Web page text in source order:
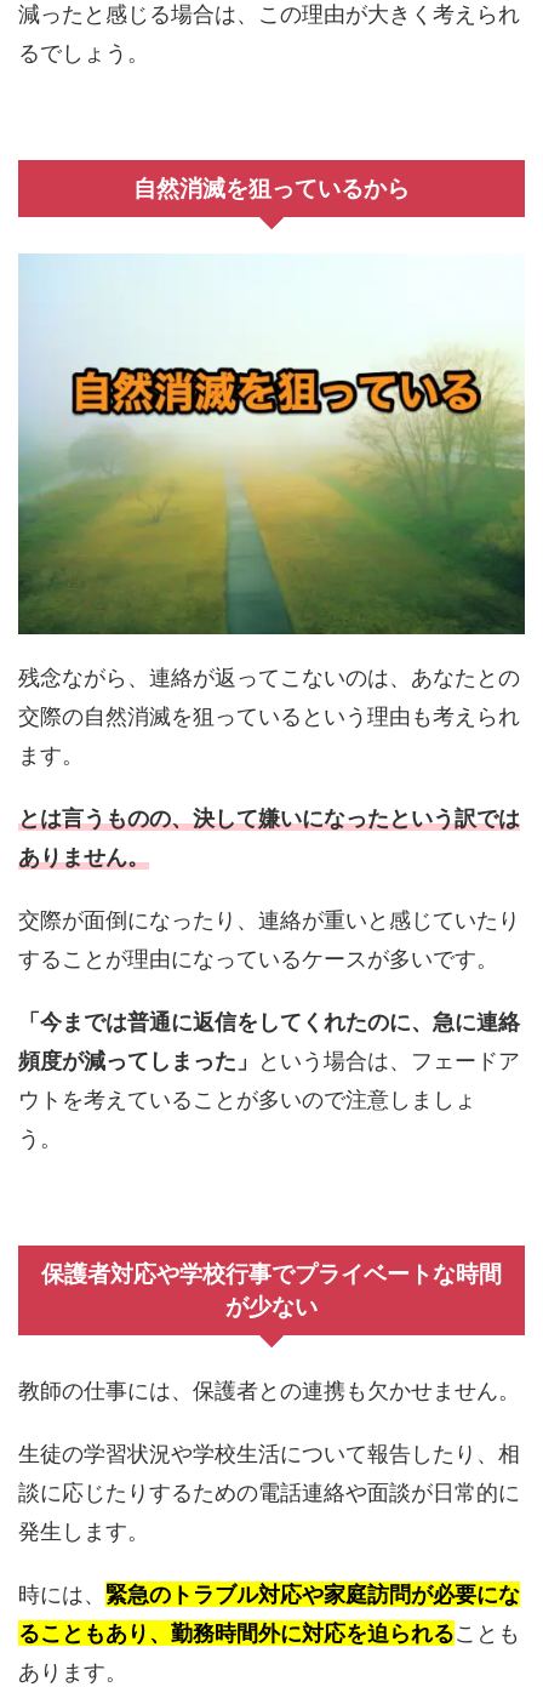
減ったと感じる場合は、この理由が大きく考えられ
るでしょう。
自然消滅を狙っているから
残念ながら、連絡が返ってこないのは、あなたとの
交際の自然消滅を狙っているという理由も考えられ
ます。
とは言うものの、決して嫌いになったという訳では
ありません。
交際が面倒になったり、連絡が重いと感じていたり
することが理由になっているケースが多いです。
「今までは普通に返信をしてくれたのに、急に連絡
頻度が減ってしまった」
という場合は、フェードア
ウトを考えていることが多いので注意しましょ
う。
保護者対応や学校行事でプライベートな時間
が少ない
教師の仕事には、保護者との連携も欠かせません。
生徒の学習状況や学校生活について報告したり、相
談に応じたりするための電話連絡や面談が日常的に
発生します。
時には、 緊急のトラブル対応や家庭訪問が必要にな
ることもあり、勤務時間外に対応を迫られることも
あります。